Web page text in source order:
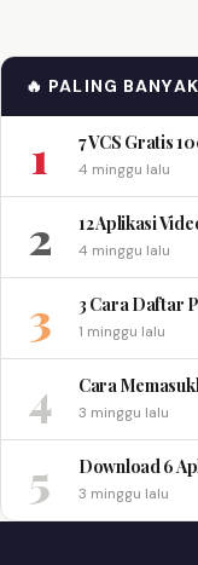
🔥 PALING
1 7 VCS Gratis
4 minggu lalu
2 12 Aplikasi
4 minggu lalu
3 3 Cara Daftar
1 minggu lalu
4 Cara
3 minggu lalu
5 Download 6
3 minggu lalu